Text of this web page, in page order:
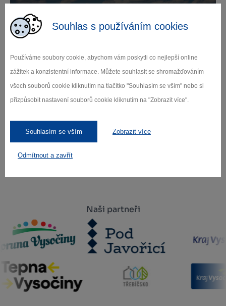
Souhlas s používáním cookies
Používáme soubory cookie, abychom vám poskytli co nejlepší online
zážitek a konzistentní informace. Můžete souhlasit se shromažďováním
všech souborů cookie kliknutím na tlačítko "Souhlasím se vším" nebo si
přizpůsobit nastavení souborů cookie kliknutím na "Zobrazit více".
Souhlasím se vším Zobrazit více
Odmítnout a zavřít
Zamilujte si Vysočinu
o novinkách.
Odebírat
Naši partneři